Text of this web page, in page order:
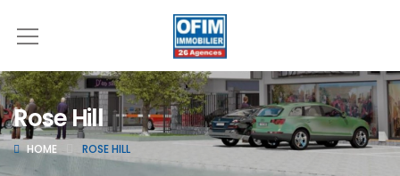
Rose Hill
HOME ROSE HILL